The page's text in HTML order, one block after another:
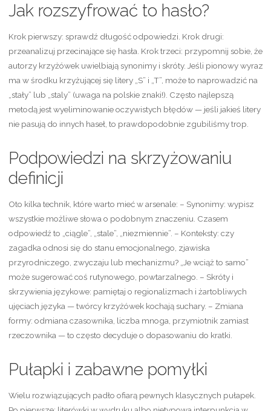
Jak rozszyfrować to hasło?
Krok pierwszy: sprawdź długość odpowiedzi. Krok drugi:
przeanalizuj przecinające się hasła. Krok trzeci: przypomnij sobie, że
autorzy krzyżówek uwielbiają synonimy i skróty. Jeśli pionowy wyraz
ma w środku krzyżującej się litery „S” i „T”, może to naprowadzić na
„stały” lub „staly” (uwaga na polskie znaki!). Często najlepszą
metodą jest wyeliminowanie oczywistych błędów — jeśli jakieś litery
nie pasują do innych haseł, to prawdopodobnie zgubiliśmy trop.
Podpowiedzi na skrzyżowaniu
definicji
Oto kilka technik, które warto mieć w arsenale: – Synonimy: wypisz
wszystkie możliwe słowa o podobnym znaczeniu. Czasem
odpowiedź to „ciągle”, „stale”, „niezmiennie”. – Konteksty: czy
zagadka odnosi się do stanu emocjonalnego, zjawiska
przyrodniczego, zwyczaju lub mechanizmu? „Je wciąż to samo”
może sugerować coś rutynowego, powtarzalnego. – Skróty i
skrzywienia językowe: pamiętaj o regionalizmach i żartobliwych
ujęciach języka — twórcy krzyżówek kochają suchary. – Zmiana
formy: odmiana czasownika, liczba mnoga, przymiotnik zamiast
rzeczownika — to często decyduje o dopasowaniu do kratki.
Pułapki i zabawne pomyłki
Wielu rozwiązujących padło ofiarą pewnych klasycznych pułapek.